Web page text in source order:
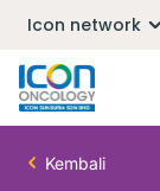
Icon network
Kembali